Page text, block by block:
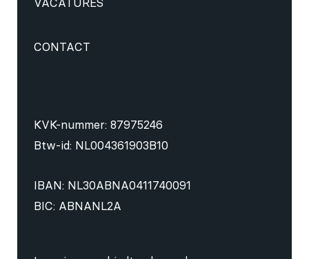
VACATURES
CONTACT
KVK-nummer: 87975246
Btw-id: NL004361903B10
IBAN: NL30ABNA0411740091
BIC: ABNANL2A